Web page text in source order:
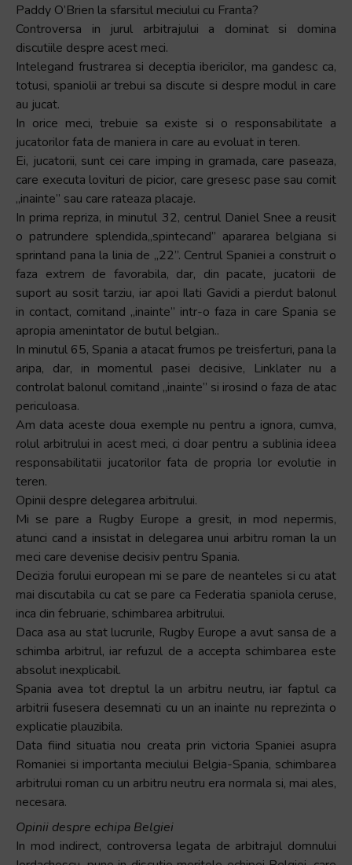
Paddy O’Brien la sfarsitul meciului cu Franta?
Controversa in jurul arbitrajului a dominat si domina
discutiile despre acest meci.
Intelegand frustrarea si deceptia ibericilor, ma gandesc ca,
totusi, spaniolii ar trebui sa discute si despre modul in care
au jucat.
In orice meci, trebuie sa existe si o responsabilitate a
jucatorilor fata de maniera in care au evoluat in teren.
Ei, jucatorii, sunt cei care imping in gramada, care paseaza,
care executa lovituri de picior, care gresesc pase sau comit
„inainte” sau care rateaza placaje.
In prima repriza, in minutul 32, centrul Daniel Snee a reusit
o patrundere splendida„spintecand” apararea belgiana si
sprintand pana la linia de „22”. Centrul Spaniei a construit o
faza extrem de favorabila, dar, din pacate, jucatorii de
suport au sosit tarziu, iar apoi Ilati Gavidi a pierdut balonul
in contact, comitand „inainte” intr-o faza in care Spania se
apropia amenintator de butul belgian..
In minutul 65, Spania a atacat frumos pe treisferturi, pana la
aripa, dar, in momentul pasei decisive, Linklater nu a
controlat balonul comitand „inainte” si irosind o faza de atac
periculoasa.
Am data aceste doua exemple nu pentru a ignora, cumva,
rolul arbitrului in acest meci, ci doar pentru a sublinia ideea
responsabilitatii jucatorilor fata de propria lor evolutie in
teren.
Opinii despre delegarea arbitrului.
Mi se pare a Rugby Europe a gresit, in mod nepermis,
atunci cand a insistat in delegarea unui arbitru roman la un
meci care devenise decisiv pentru Spania.
Decizia forului european mi se pare de neanteles si cu atat
mai discutabila cu cat se pare ca Federatia spaniola ceruse,
inca din februarie, schimbarea arbitrului.
Daca asa au stat lucrurile, Rugby Europe a avut sansa de a
schimba arbitrul, iar refuzul de a accepta schimbarea este
absolut inexplicabil.
Spania avea tot dreptul la un arbitru neutru, iar faptul ca
arbitrii fusesera desemnati cu un an inainte nu reprezinta o
explicatie plauzibila.
Data fiind situatia nou creata prin victoria Spaniei asupra
Romaniei si importanta meciului Belgia-Spania, schimbarea
arbitrului roman cu un arbitru neutru era normala si, mai ales,
necesara.
Opinii despre echipa Belgiei
In mod indirect, controversa legata de arbitrajul domnului